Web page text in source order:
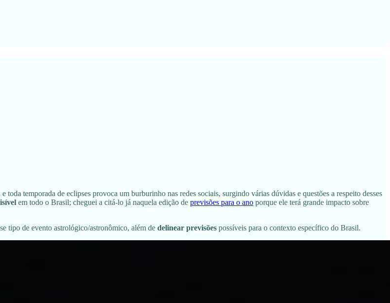
toda temporada de eclipses provoca um burburinho nas redes sociais, surgindo várias dúvidas e questões a respeito desses
em todo o Brasil; cheguei a citá-lo já naquela edição de previsões para o ano porque ele terá grande impacto sobre
tipo de evento astrológico/astronômico, além de delinear previsões possíveis para o contexto específico do Brasil.